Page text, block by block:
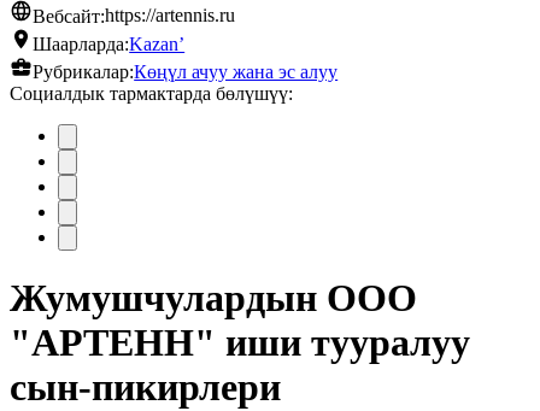
Вебсайт:https://artennis.ru
Шаарларда:Kazan’
Рубрикалар:Көңүл ачуу жана эс алуу
Социалдык тармактарда бөлүшүү:
Жумушчулардын ООО
"АРТЕНН" иши тууралуу
сын-пикирлери